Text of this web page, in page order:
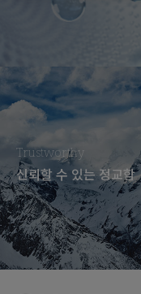
Trustworthy
신뢰할 수 있는 정교함